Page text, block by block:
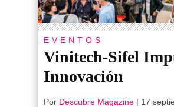
EVENTOS
Vinitech-Sifel
Innovación
Por Descubre Magazine | 17